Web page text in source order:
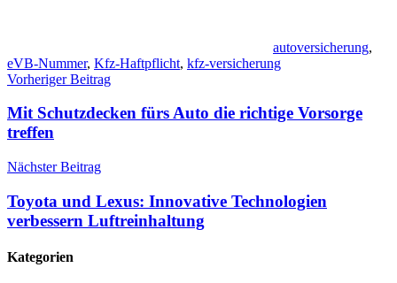
autoversicherung,
eVB-Nummer, Kfz-Haftpflicht, kfz-versicherung
Beitragsnavigation
Vorheriger Beitrag
Mit Schutzdecken fürs Auto die richtige Vorsorge
treffen
Nächster Beitrag
Toyota und Lexus: Innovative Technologien
verbessern Luftreinhaltung
Kategorien